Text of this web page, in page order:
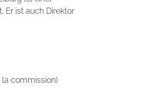
Er ist auch Direktor
commission)